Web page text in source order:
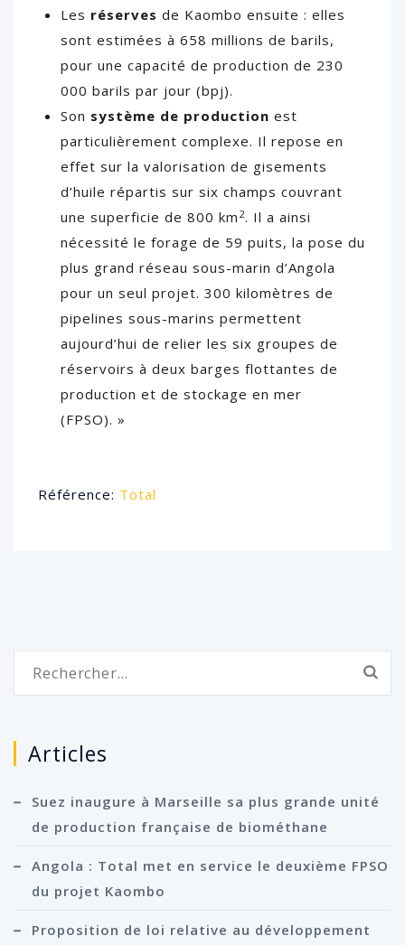
Les réserves de Kaombo ensuite : elles
sont estimées à 658 millions de barils,
pour une capacité de production de 230
000 barils par jour (bpj).
Son système de production est
particulièrement complexe. Il repose en
effet sur la valorisation de gisements
d’huile répartis sur six champs couvrant
une superficie de 800 km 2. Il a ainsi
nécessité le forage de 59 puits, la pose du
plus grand réseau sous-marin d’Angola
pour un seul projet. 300 kilomètres de
pipelines sous-marins permettent
aujourd’hui de relier les six groupes de
réservoirs à deux barges flottantes de
production et de stockage en mer
(FPSO). »
Référence: Total
Articles
Suez inaugure à Marseille sa plus grande unité
de production française de biométhane
Angola : Total met en service le deuxième FPSO
du projet Kaombo
Proposition de loi relative au développement